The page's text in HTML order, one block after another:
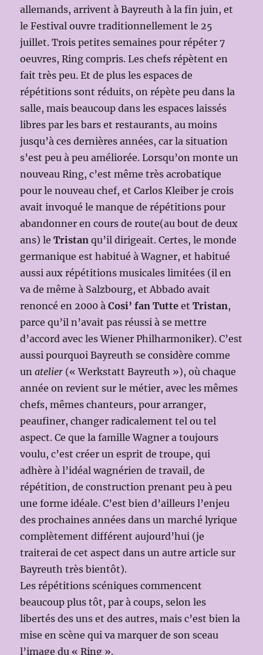
allemands, arrivent à Bayreuth à la fin juin, et
le Festival ouvre traditionnellement le 25
juillet. Trois petites semaines pour répéter 7
oeuvres, Ring compris. Les chefs répètent en
fait très peu. Et de plus les espaces de
répétitions sont réduits, on répète peu dans la
salle, mais beaucoup dans les espaces laissés
libres par les bars et restaurants, au moins
jusqu’à ces dernières années, car la situation
s’est peu à peu améliorée. Lorsqu’on monte un
nouveau Ring, c’est même très acrobatique
pour le nouveau chef, et Carlos Kleiber je crois
avait invoqué le manque de répétitions pour
abandonner en cours de route(au bout de deux
ans) leTristan qu’il dirigeait. Certes, le monde
germanique est habitué à Wagner, et habitué
aussi aux répétitions musicales limitées (il en
va de même à Salzbourg, et Abbado avait
renoncé en 2000 àCosi’ fan Tutte etTristan,
parce qu’il n’avait pas réussi à se mettre
d’accord avec les Wiener Philharmoniker). C’est
aussi pourquoi Bayreuth se considère comme
unatelier (« Werkstatt Bayreuth »), où chaque
année on revient sur le métier, avec les mêmes
chefs, mêmes chanteurs, pour arranger,
peaufiner, changer radicalement tel ou tel
aspect. Ce que la famille Wagner a toujours
voulu, c’est créer un esprit de troupe, qui
adhère à l’idéal wagnérien de travail, de
répétition, de construction prenant peu à peu
une forme idéale. C’est bien d’ailleurs l’enjeu
des prochaines années dans un marché lyrique
complètement différent aujourd’hui (je
traiterai de cet aspect dans un autre article sur
Bayreuth très bientôt).
Les répétitions scéniques commencent
beaucoup plus tôt, par à coups, selon les
libertés des uns et des autres, mais c’est bien la
mise en scène qui va marquer de son sceau
l’image du « Ring ».